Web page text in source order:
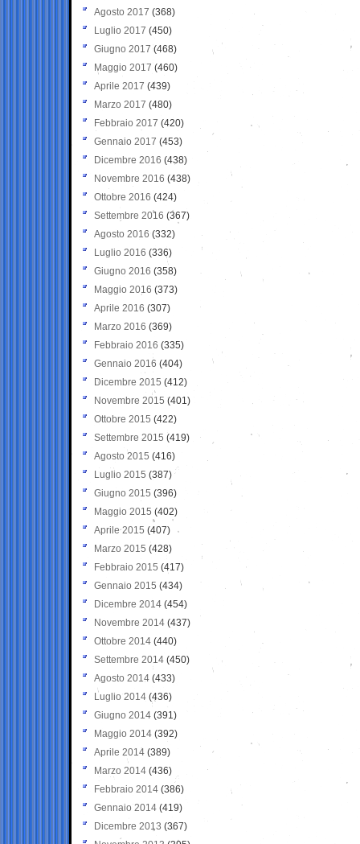
Agosto 2017 (368)
Luglio 2017 (450)
Giugno 2017 (468)
Maggio 2017 (460)
Aprile 2017 (439)
Marzo 2017 (480)
Febbraio 2017 (420)
Gennaio 2017 (453)
Dicembre 2016 (438)
Novembre 2016 (438)
Ottobre 2016 (424)
Settembre 2016 (367)
Agosto 2016 (332)
Luglio 2016 (336)
Giugno 2016 (358)
Maggio 2016 (373)
Aprile 2016 (307)
Marzo 2016 (369)
Febbraio 2016 (335)
Gennaio 2016 (404)
Dicembre 2015 (412)
Novembre 2015 (401)
Ottobre 2015 (422)
Settembre 2015 (419)
Agosto 2015 (416)
Luglio 2015 (387)
Giugno 2015 (396)
Maggio 2015 (402)
Aprile 2015 (407)
Marzo 2015 (428)
Febbraio 2015 (417)
Gennaio 2015 (434)
Dicembre 2014 (454)
Novembre 2014 (437)
Ottobre 2014 (440)
Settembre 2014 (450)
Agosto 2014 (433)
Luglio 2014 (436)
Giugno 2014 (391)
Maggio 2014 (392)
Aprile 2014 (389)
Marzo 2014 (436)
Febbraio 2014 (386)
Gennaio 2014 (419)
Dicembre 2013 (367)